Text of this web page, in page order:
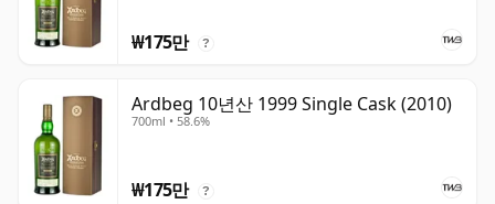
₩175만 ?
Ardbeg 10년산 1999 Single Cask (2010)
700ml • 58.6%
₩175만 ?